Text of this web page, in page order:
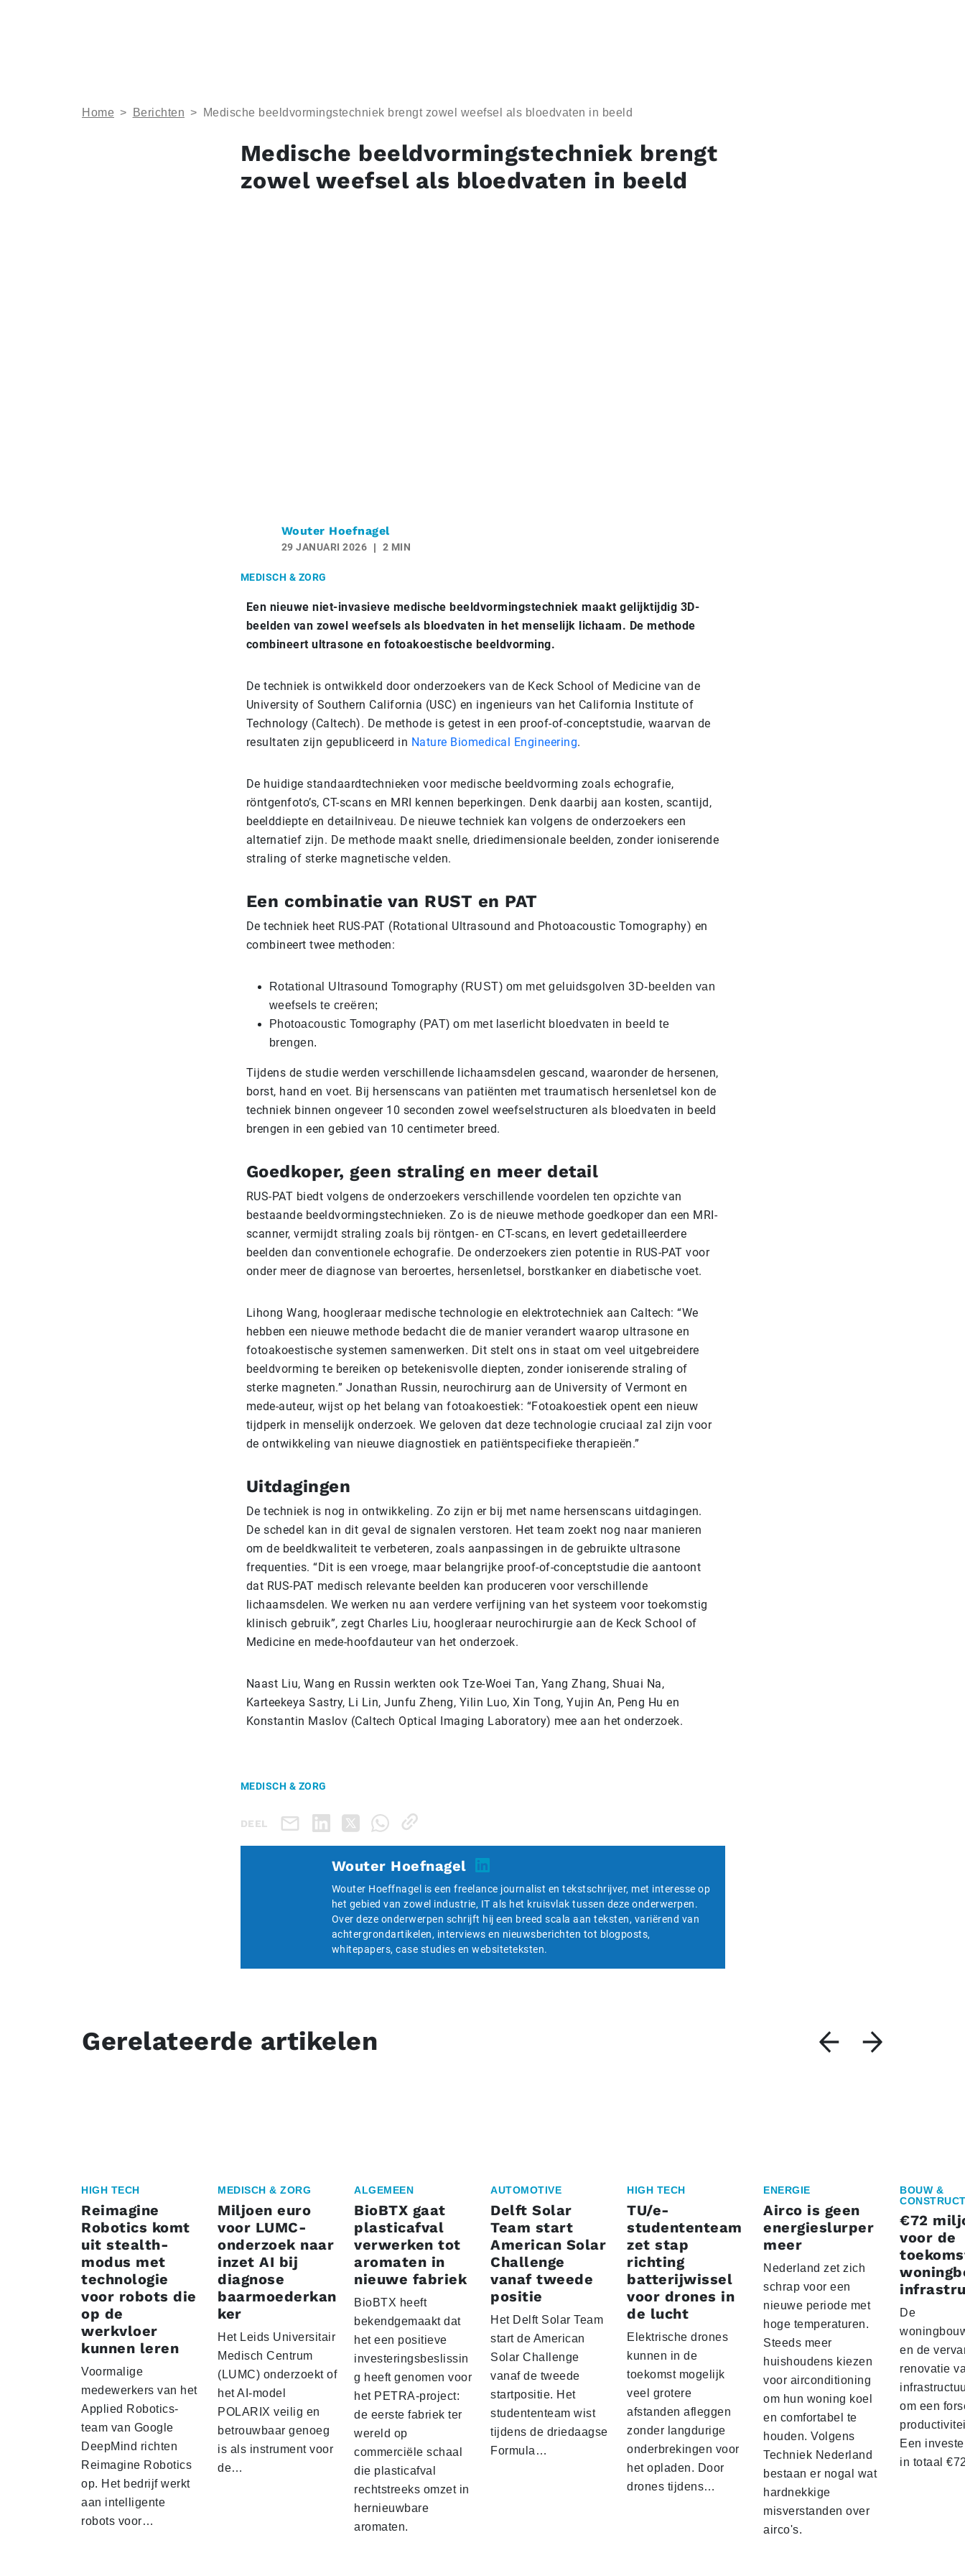
Home > Berichten > Medische beeldvormingstechniek brengt zowel weefsel als bloedvaten in beeld
Medische beeldvormingstechniek brengt
zowel weefsel als bloedvaten in beeld
Wouter Hoefnagel
29 JANUARI 2026 2 MIN
MEDISCH & ZORG
Een nieuwe niet-invasieve medische beeldvormingstechniek maakt gelijktijdig 3D-
beelden van zowel weefsels als bloedvaten in het menselijk lichaam. De methode
combineert ultrasone en fotoakoestische beeldvorming.
De techniek is ontwikkeld door onderzoekers van de Keck School of Medicine van de
University of Southern California (USC) en ingenieurs van het California Institute of
Technology (Caltech). De methode is getest in een proof-of-conceptstudie, waarvan de
resultaten zijn gepubliceerd in Nature Biomedical Engineering.
De huidige standaardtechnieken voor medische beeldvorming zoals echografie,
röntgenfoto’s, CT-scans en MRI kennen beperkingen. Denk daarbij aan kosten, scantijd,
beelddiepte en detailniveau. De nieuwe techniek kan volgens de onderzoekers een
alternatief zijn. De methode maakt snelle, driedimensionale beelden, zonder ioniserende
straling of sterke magnetische velden.
Een combinatie van RUST en PAT
De techniek heet RUS-PAT (Rotational Ultrasound and Photoacoustic Tomography) en
combineert twee methoden:
Rotational Ultrasound Tomography (RUST) om met geluidsgolven 3D-beelden van
weefsels te creëren;
Photoacoustic Tomography (PAT) om met laserlicht bloedvaten in beeld te
brengen.
Tijdens de studie werden verschillende lichaamsdelen gescand, waaronder de hersenen,
borst, hand en voet. Bij hersenscans van patiënten met traumatisch hersenletsel kon de
techniek binnen ongeveer 10 seconden zowel weefselstructuren als bloedvaten in beeld
brengen in een gebied van 10 centimeter breed.
Goedkoper, geen straling en meer detail
RUS-PAT biedt volgens de onderzoekers verschillende voordelen ten opzichte van
bestaande beeldvormingstechnieken. Zo is de nieuwe methode goedkoper dan een MRI-
scanner, vermijdt straling zoals bij röntgen- en CT-scans, en levert gedetailleerdere
beelden dan conventionele echografie. De onderzoekers zien potentie in RUS-PAT voor
onder meer de diagnose van beroertes, hersenletsel, borstkanker en diabetische voet.
Lihong Wang, hoogleraar medische technologie en elektrotechniek aan Caltech: “We
hebben een nieuwe methode bedacht die de manier verandert waarop ultrasone en
fotoakoestische systemen samenwerken. Dit stelt ons in staat om veel uitgebreidere
beeldvorming te bereiken op betekenisvolle diepten, zonder ioniserende straling of
sterke magneten.” Jonathan Russin, neurochirurg aan de University of Vermont en
mede-auteur, wijst op het belang van fotoakoestiek: “Fotoakoestiek opent een nieuw
tijdperk in menselijk onderzoek. We geloven dat deze technologie cruciaal zal zijn voor
de ontwikkeling van nieuwe diagnostiek en patiëntspecifieke therapieën.”
Uitdagingen
De techniek is nog in ontwikkeling. Zo zijn er bij met name hersenscans uitdagingen.
De schedel kan in dit geval de signalen verstoren. Het team zoekt nog naar manieren
om de beeldkwaliteit te verbeteren, zoals aanpassingen in de gebruikte ultrasone
frequenties. “Dit is een vroege, maar belangrijke proof-of-conceptstudie die aantoont
dat RUS-PAT medisch relevante beelden kan produceren voor verschillende
lichaamsdelen. We werken nu aan verdere verfijning van het systeem voor toekomstig
klinisch gebruik”, zegt Charles Liu, hoogleraar neurochirurgie aan de Keck School of
Medicine en mede-hoofdauteur van het onderzoek.
Naast Liu, Wang en Russin werkten ook Tze-Woei Tan, Yang Zhang, Shuai Na,
Karteekeya Sastry, Li Lin, Junfu Zheng, Yilin Luo, Xin Tong, Yujin An, Peng Hu en
Konstantin Maslov (Caltech Optical Imaging Laboratory) mee aan het onderzoek.
MEDISCH & ZORG
DEEL
Wouter Hoefnagel
Wouter Hoeffnagel is een freelance journalist en tekstschrijver, met interesse op
het gebied van zowel industrie, IT als het kruisvlak tussen deze onderwerpen.
Over deze onderwerpen schrijft hij een breed scala aan teksten, variërend van
achtergrondartikelen, interviews en nieuwsberichten tot blogposts,
whitepapers, case studies en websiteteksten.
Gerelateerde artikelen
HIGH TECH
Reimagine
Robotics komt
uit stealth-
modus met
technologie
voor robots die
op de
werkvloer
kunnen leren
Voormalige
medewerkers van het
Applied Robotics-
team van Google
DeepMind richten
Reimagine Robotics
op. Het bedrijf werkt
aan intelligente
robots voor…
MEDISCH & ZORG
Miljoen euro
voor LUMC-
onderzoek naar
inzet AI bij
diagnose
baarmoederkan
ker
Het Leids Universitair
Medisch Centrum
(LUMC) onderzoekt of
het AI-model
POLARIX veilig en
betrouwbaar genoeg
is als instrument voor
de…
ALGEMEEN
BioBTX gaat
plasticafval
verwerken tot
aromaten in
nieuwe fabriek
BioBTX heeft
bekendgemaakt dat
het een positieve
investeringsbeslissin
g heeft genomen voor
het PETRA-project:
de eerste fabriek ter
wereld op
commerciële schaal
die plasticafval
rechtstreeks omzet in
hernieuwbare
aromaten.
AUTOMOTIVE
Delft Solar
Team start
American Solar
Challenge
vanaf tweede
positie
Het Delft Solar Team
start de American
Solar Challenge
vanaf de tweede
startpositie. Het
studententeam wist
tijdens de driedaagse
Formula…
HIGH TECH
TU/e-
studententeam
zet stap
richting
batterijwissel
voor drones in
de lucht
Elektrische drones
kunnen in de
toekomst mogelijk
veel grotere
afstanden afleggen
zonder langdurige
onderbrekingen voor
het opladen. Door
drones tijdens…
ENERGIE
Airco is geen
energieslurper
meer
Nederland zet zich
schrap voor een
nieuwe periode met
hoge temperaturen.
Steeds meer
huishoudens kiezen
voor airconditioning
om hun woning koel
en comfortabel te
houden. Volgens
Techniek Nederland
bestaan er nogal wat
hardnekkige
misverstanden over
airco's.
BOUW &
€72
voor de
De
en de
renovatie
om een
Een
in totaal